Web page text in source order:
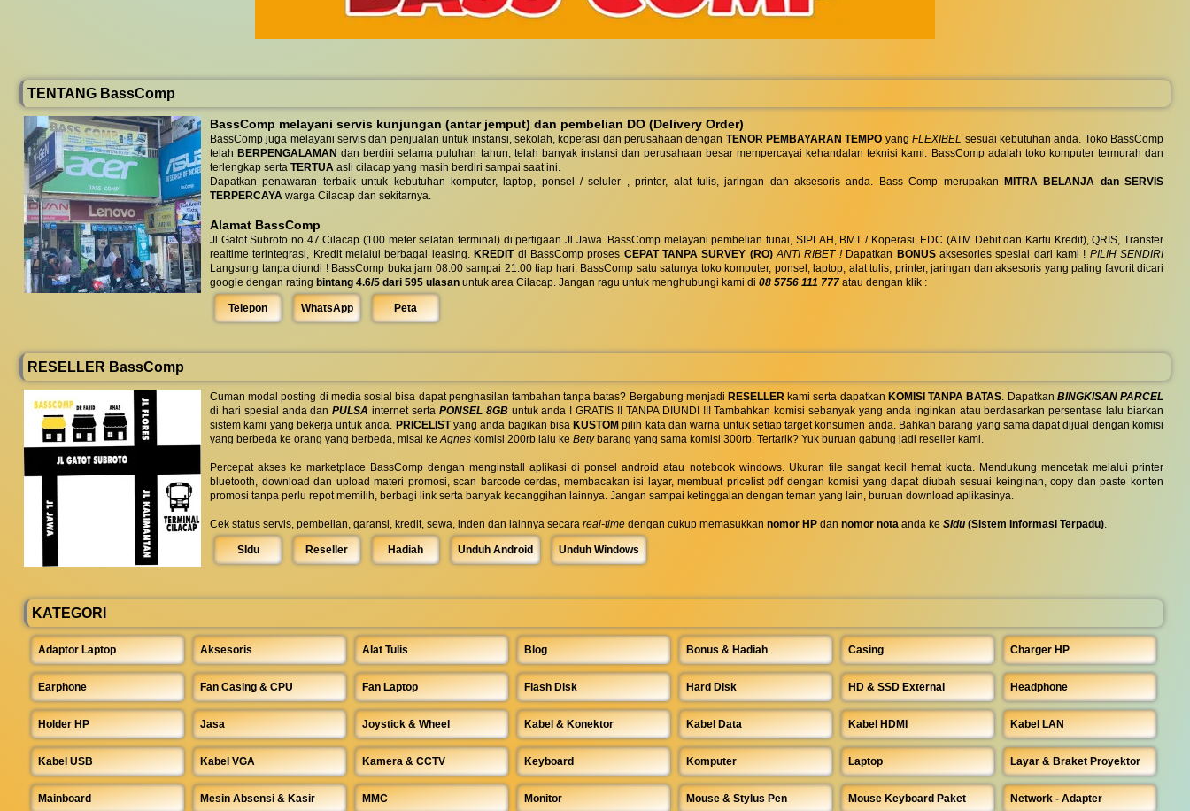
TENTANG BassComp
BassComp melayani servis kunjungan (antar jemput) dan pembelian DO (Delivery Order)
BassComp juga melayani servis dan penjualan untuk instansi, sekolah, koperasi dan perusahaan dengan TENOR PEMBAYARAN TEMPO yangFLEXIBEL sesuai kebutuhan anda. Toko BassComp
telah BERPENGALAMAN dan berdiri selama puluhan tahun, telah banyak instansi dan perusahaan besar mempercayai kehandalan teknisi kami. BassComp adalah toko komputer termurah dan
terlengkap serta TERTUA asli cilacap yang masih berdiri sampai saat ini.
Dapatkan penawaran terbaik untuk kebutuhan komputer, laptop, ponsel / seluler , printer, alat tulis, jaringan dan aksesoris anda. Bass Comp merupakan
MITRA BELANJA dan SERVIS
TERPERCAYA warga Cilacap dan sekitarnya.
Alamat BassComp
Jl Gatot Subroto no 47 Cilacap (100 meter selatan terminal) di pertigaan Jl Jawa. BassComp melayani pembelian tunai, SIPLAH, BMT / Koperasi, EDC (ATM Debit dan Kartu Kredit), QRIS, Transfer
realtime terintegrasi, Kredit melalui berbagai leasing. KREDITdi BassComp proses CEPAT TANPA SURVEY (RO) ANTI RIBET !Dapatkan BONUSaksesories spesial dari kami ! PILIH SENDIRI
Langsung tanpa diundi ! BassComp buka jam 08:00 sampai 21:00 tiap hari. BassComp satu satunya toko komputer, ponsel, laptop, alat tulis, printer, jaringan dan aksesoris yang paling favorit dicari
google dengan rating bintang 4.6/5 dari 595 ulasan untuk area Cilacap. Jangan ragu untuk menghubungi kami di 08 5756 111 777 atau dengan klik :
Telepon WhatsApp Peta
RESELLER BassComp
Cuman modal posting di media sosial bisa dapat penghasilan tambahan tanpa batas? Bergabung menjadi RESELLER kami serta dapatkan KOMISI TANPA BATAS. Dapatkan BINGKISAN PARCEL
di hari spesial anda danPULSA internet serta PONSEL 8GBuntuk anda ! GRATIS !! TANPA DIUNDI !!! Tambahkan komisi sebanyak yang anda inginkan atau berdasarkan persentase lalu biarkan
sistem kami yang bekerja untuk anda. PRICELISTyang anda bagikan bisa KUSTOM pilih kata dan warna untuk setiap target konsumen anda. Bahkan barang yang sama dapat dijual dengan komisi
yang berbeda ke orang yang berbeda, misal keAgnes komisi 200rb lalu ke Betybarang yang sama komisi 300rb. Tertarik? Yuk buruan gabung jadi reseller kami.
Percepat akses ke marketplace BassComp dengan menginstall aplikasi di ponsel android atau notebook windows. Ukuran file sangat kecil hemat kuota. Mendukung mencetak melalui printer
bluetooth, download dan upload materi promosi, scan barcode cerdas, membacakan isi layar, membuat pricelist pdf dengan komisi yang dapat diubah sesuai keinginan, copy dan paste konten
promosi tanpa perlu repot memilih, berbagi link serta banyak kecanggihan lainnya. Jangan sampai ketinggalan dengan teman yang lain, buruan download aplikasinya.
Cek status servis, pembelian, garansi, kredit, sewa, inden dan lainnya secara real-time dengan cukup memasukkan nomor HP dan nomor nota anda ke SIdu (Sistem Informasi Terpadu).
SIdu Reseller Hadiah Unduh Android Unduh Windows
KATEGORI
Adaptor Laptop Aksesoris Alat Tulis Blog Bonus & Hadiah Casing Charger HP
Earphone Fan Casing & CPU Fan Laptop Flash Disk Hard Disk HD & SSD External Headphone
Holder HP Jasa Joystick & Wheel Kabel & Konektor Kabel Data Kabel HDMI Kabel LAN
Kabel USB Kabel VGA Kamera & CCTV Keyboard Komputer Laptop Layar & Braket Proyektor
Mainboard Mesin Absensi & Kasir MMC Monitor Mouse & Stylus Pen Mouse Keyboard Paket Network - Adapter